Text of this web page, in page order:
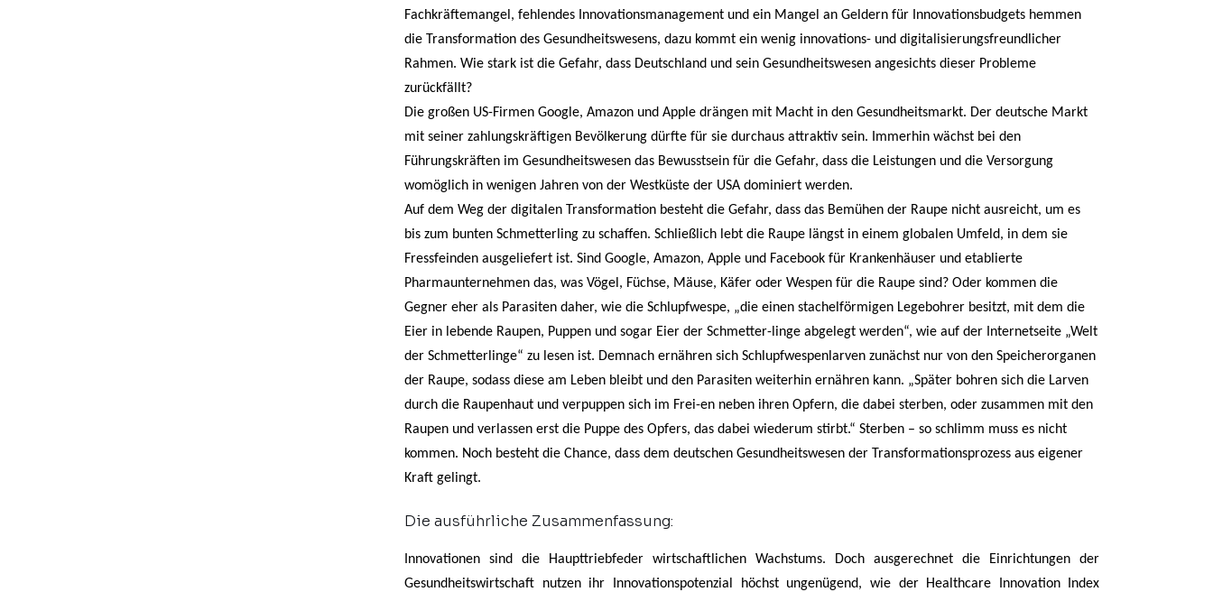
Fachkräftemangel, fehlendes Innovationsmanagement und ein Mangel an Geldern für Innovationsbudgets hemmen
die Transformation des Gesundheitswesens, dazu kommt ein wenig innovations- und digitalisierungsfreundlicher
Rahmen. Wie stark ist die Gefahr, dass Deutschland und sein Gesundheitswesen angesichts dieser Probleme
zurückfällt?
Die großen US-Firmen Google, Amazon und Apple drängen mit Macht in den Gesundheitsmarkt. Der deutsche Markt
mit seiner zahlungskräftigen Bevölkerung dürfte für sie durchaus attraktiv sein. Immerhin wächst bei den
Führungskräften im Gesundheitswesen das Bewusstsein für die Gefahr, dass die Leistungen und die Versorgung
womöglich in wenigen Jahren von der Westküste der USA dominiert werden.
Auf dem Weg der digitalen Transformation besteht die Gefahr, dass das Bemühen der Raupe nicht ausreicht, um es
bis zum bunten Schmetterling zu schaffen. Schließlich lebt die Raupe längst in einem globalen Umfeld, in dem sie
Fressfeinden ausgeliefert ist. Sind Google, Amazon, Apple und Facebook für Krankenhäuser und etablierte
Pharmaunternehmen das, was Vögel, Füchse, Mäuse, Käfer oder Wespen für die Raupe sind? Oder kommen die
Gegner eher als Parasiten daher, wie die Schlupfwespe, „die einen stachelförmigen Legebohrer besitzt, mit dem die
Eier in lebende Raupen, Puppen und sogar Eier der Schmetter-linge abgelegt werden“, wie auf der Internetseite „Welt
der Schmetterlinge“ zu lesen ist. Demnach ernähren sich Schlupfwespenlarven zunächst nur von den Speicherorganen
der Raupe, sodass diese am Leben bleibt und den Parasiten weiterhin ernähren kann. „Später bohren sich die Larven
durch die Raupenhaut und verpuppen sich im Frei-en neben ihren Opfern, die dabei sterben, oder zusammen mit den
Raupen und verlassen erst die Puppe des Opfers, das dabei wiederum stirbt.“ Sterben – so schlimm muss es nicht
kommen. Noch besteht die Chance, dass dem deutschen Gesundheitswesen der Transformationsprozess aus eigener
Kraft gelingt.
Die ausführliche Zusammenfassung:
Innovationen sind die Haupttriebfeder wirtschaftlichen Wachstums. Doch ausgerechnet die Einrichtungen der
Gesundheitswirtschaft nutzen ihr Innovationspotenzial höchst ungenügend, wie der Healthcare Innovation Index